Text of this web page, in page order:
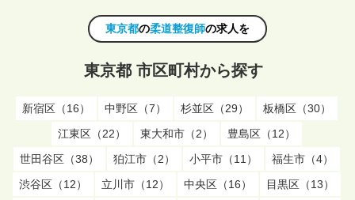
東京都の柔道整復師の求人を
東京都 市区町村から探す
新宿区（16） 中野区（7） 杉並区（29）
板橋区（30）
江東区（22）
東大和市（2）
豊島区（12）
世田谷区（38）
狛江市（2） 小平市（11）
福生市（4）
渋谷区（12）
立川市（12） 中央区（16）
目黒区（13）